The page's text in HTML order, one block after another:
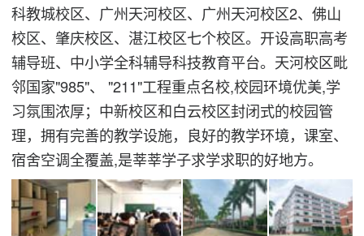
科教城校区、广州天河校区、广州天河校区2、佛山
校区、肇庆校区、湛江校区七个校区。开设高职高考
辅导班、中小学全科辅导科技教育平台。天河校区毗
邻国家"985"、 "211"工程重点名校,校园环境优美,学
习氛围浓厚；中新校区和白云校区封闭式的校园管
理，拥有完善的教学设施，良好的教学环境，课室、
宿舍空调全覆盖,是莘莘学子求学求职的好地方。